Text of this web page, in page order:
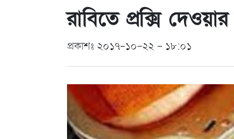
রাবিতে প্রক্সি
প্রকাশঃ ২০১৭-১০-২২ - ১৮:০১